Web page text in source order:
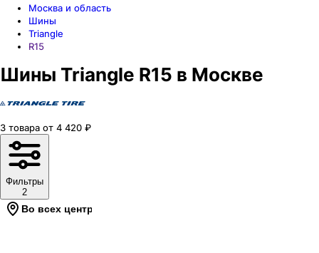
Москва и область
Шины
Triangle
R15
Шины Triangle R15 в Москве
3 товара от 4 420 ₽
Фильтры
2
Во всех центрах